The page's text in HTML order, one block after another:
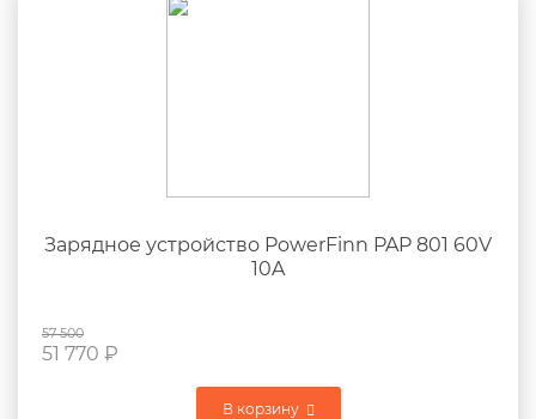
Зарядное устройство PowerFinn PAP 801 60V
10A
57 500
51 770 ₽
В корзину